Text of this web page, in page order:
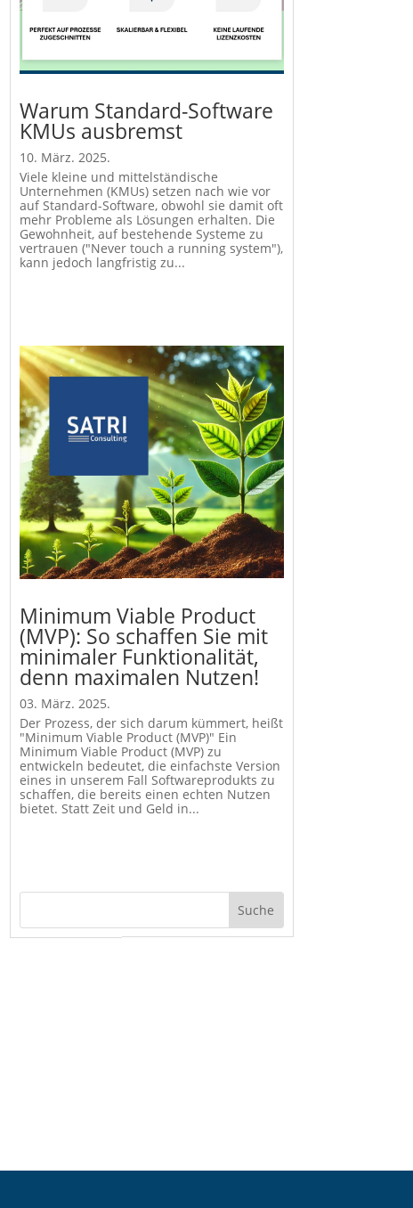
Warum Standard-Software
KMUs ausbremst
10. März. 2025.
Viele kleine und mittelständische
Unternehmen (KMUs) setzen nach wie vor
auf Standard-Software, obwohl sie damit oft
mehr Probleme als Lösungen erhalten. Die
Gewohnheit, auf bestehende Systeme zu
vertrauen ("Never touch a running system"),
kann jedoch langfristig zu...
Minimum Viable Product
(MVP): So schaffen Sie mit
minimaler Funktionalität,
denn maximalen Nutzen!
03. März. 2025.
Der Prozess, der sich darum kümmert, heißt
"Minimum Viable Product (MVP)" Ein
Minimum Viable Product (MVP) zu
entwickeln bedeutet, die einfachste Version
eines in unserem Fall Softwareprodukts zu
schaffen, die bereits einen echten Nutzen
bietet. Statt Zeit und Geld in...